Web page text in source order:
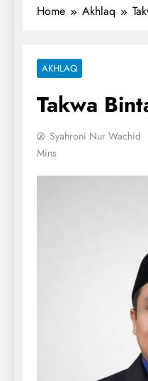
Home Akhlaq
AKHLAQ
Takwa
Syahroni Nur Wachid
Mins